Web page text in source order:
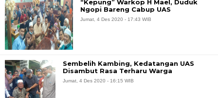
“Kepung” Warkop H Mael, Duduk
Ngopi Bareng Cabup UAS
Jumat, 4 Des 2020 - 17:43 WIB
Sembelih Kambing, Kedatangan UAS
Disambut Rasa Terharu Warga
Jumat, 4 Des 2020 - 16:15 WIB